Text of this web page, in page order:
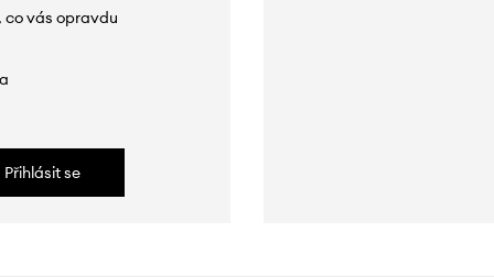
co vás opravdu
Přihlásit se